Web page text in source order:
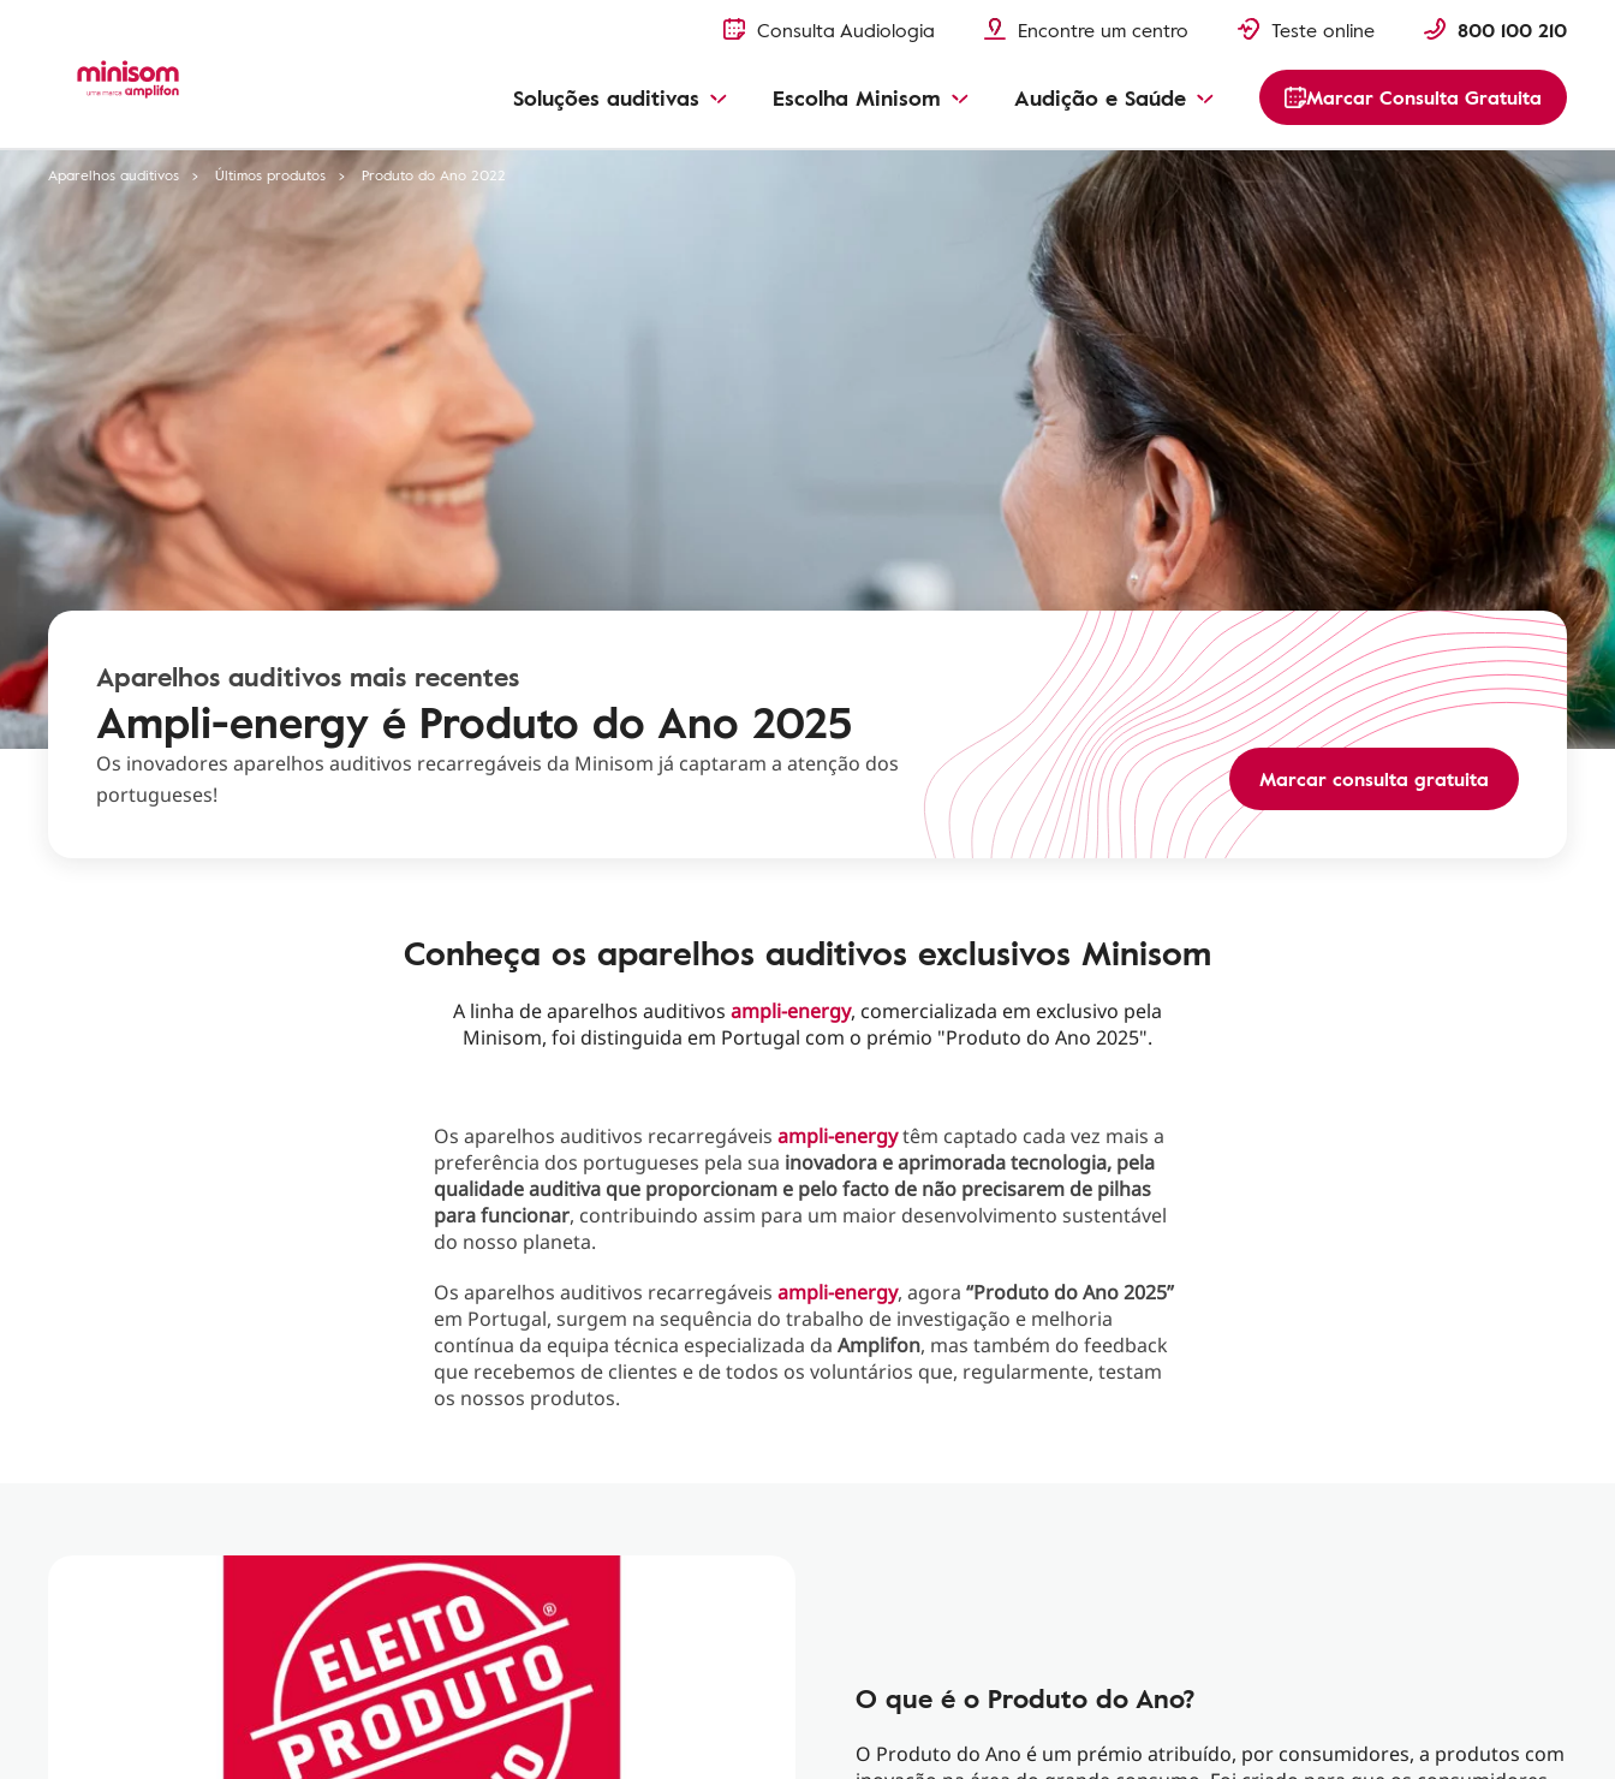
Consulta Audiologia Encontre um centro Teste online 800 100 210
Soluções auditivas Escolha Minisom Audição e Saúde Marcar Consulta Gratuita
Aparelhos auditivos Últimos produtos Produto do Ano 2022
Aparelhos auditivos mais recentes
Ampli-energy é Produto do Ano 2025
Os inovadores aparelhos auditivos recarregáveis da Minisom já captaram a atenção dos
portugueses!
Marcar consulta gratuita
Conheça os aparelhos auditivos exclusivos Minisom
A linha de aparelhos auditivos ampli-energy, comercializada em exclusivo pela
Minisom, foi distinguida em Portugal com o prémio "Produto do Ano 2025".
Os aparelhos auditivos recarregáveis ampli-energytêm captado cada vez mais a
preferência dos portugueses pela sua inovadora e aprimorada tecnologia, pela
qualidade auditiva que proporcionam e pelo facto de não precisarem de pilhas
para funcionar, contribuindo assim para um maior desenvolvimento sustentável
do nosso planeta.
Os aparelhos auditivos recarregáveis ampli-energy, agora “Produto do Ano 2025”
em Portugal, surgem na sequência do trabalho de investigação e melhoria
contínua da equipa técnica especializada da Amplifon, mas também do feedback
que recebemos de clientes e de todos os voluntários que, regularmente, testam
os nossos produtos.
O que é o Produto do Ano?
O Produto do Ano é um prémio atribuído, por consumidores, a produtos com